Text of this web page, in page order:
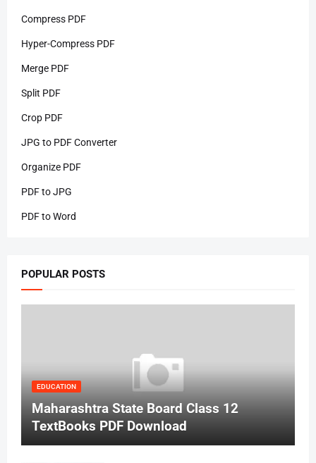
Compress PDF
Hyper-Compress PDF
Merge PDF
Split PDF
Crop PDF
JPG to PDF Converter
Organize PDF
PDF to JPG
PDF to Word
POPULAR POSTS
EDUCATION
Maharashtra State Board Class 12
TextBooks PDF Download